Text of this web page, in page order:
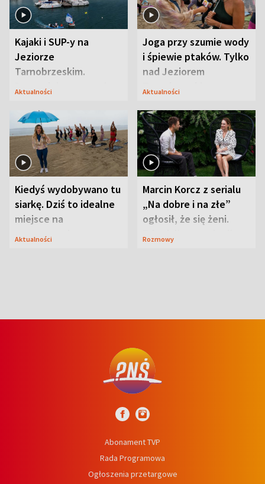
Kajaki i SUP-y na
Jeziorze
Tarnobrzeskim.
Przyrodnicy zwracają
Aktualności
Joga przy szumie wody
i śpiewie ptaków. Tylko
nad Jeziorem
Tarnobrzeskim
Aktualności
Kiedyś wydobywano tu
siarkę. Dziś to idealne
miejsce na
wypoczynek
Aktualności
Marcin Korcz z serialu
„Na dobre i na złe”
ogłosił, że się żeni.
Zdradził, co zmienił
Rozmowy
Abonament TVP
Rada Programowa
Ogłoszenia przetargowe